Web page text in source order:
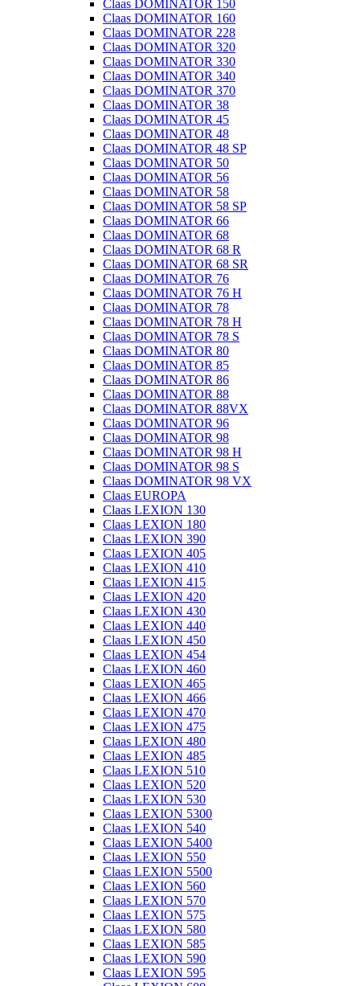
Claas DOMINATOR 150
Claas DOMINATOR 160
Claas DOMINATOR 228
Claas DOMINATOR 320
Claas DOMINATOR 330
Claas DOMINATOR 340
Claas DOMINATOR 370
Claas DOMINATOR 38
Claas DOMINATOR 45
Claas DOMINATOR 48
Claas DOMINATOR 48 SP
Claas DOMINATOR 50
Claas DOMINATOR 56
Claas DOMINATOR 58
Claas DOMINATOR 58 SP
Claas DOMINATOR 66
Claas DOMINATOR 68
Claas DOMINATOR 68 R
Claas DOMINATOR 68 SR
Claas DOMINATOR 76
Claas DOMINATOR 76 H
Claas DOMINATOR 78
Claas DOMINATOR 78 H
Claas DOMINATOR 78 S
Claas DOMINATOR 80
Claas DOMINATOR 85
Claas DOMINATOR 86
Claas DOMINATOR 88
Claas DOMINATOR 88VX
Claas DOMINATOR 96
Claas DOMINATOR 98
Claas DOMINATOR 98 H
Claas DOMINATOR 98 S
Claas DOMINATOR 98 VX
Claas EUROPA
Claas LEXION 130
Claas LEXION 180
Claas LEXION 390
Claas LEXION 405
Claas LEXION 410
Claas LEXION 415
Claas LEXION 420
Claas LEXION 430
Claas LEXION 440
Claas LEXION 450
Claas LEXION 454
Claas LEXION 460
Claas LEXION 465
Claas LEXION 466
Claas LEXION 470
Claas LEXION 475
Claas LEXION 480
Claas LEXION 485
Claas LEXION 510
Claas LEXION 520
Claas LEXION 530
Claas LEXION 5300
Claas LEXION 540
Claas LEXION 5400
Claas LEXION 550
Claas LEXION 5500
Claas LEXION 560
Claas LEXION 570
Claas LEXION 575
Claas LEXION 580
Claas LEXION 585
Claas LEXION 590
Claas LEXION 595